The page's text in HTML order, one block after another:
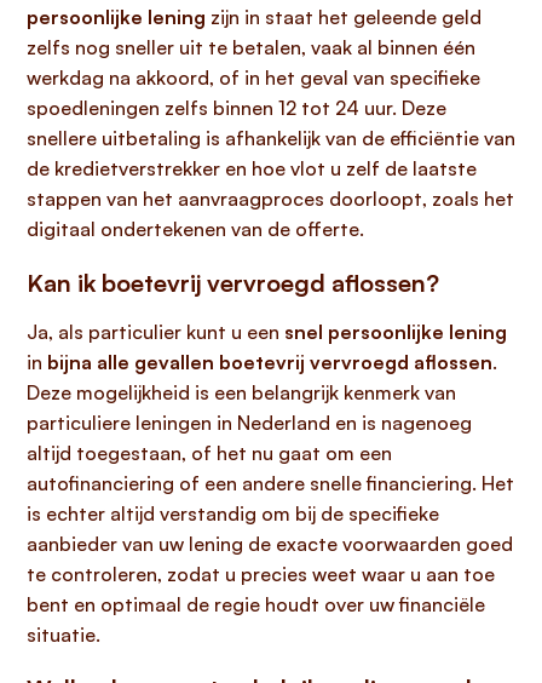
persoonlijke lening zijn in staat het geleende geld
zelfs nog sneller uit te betalen, vaak al binnen één
werkdag na akkoord, of in het geval van specifieke
spoedleningen zelfs binnen 12 tot 24 uur. Deze
snellere uitbetaling is afhankelijk van de efficiëntie van
de kredietverstrekker en hoe vlot u zelf de laatste
stappen van het aanvraagproces doorloopt, zoals het
digitaal ondertekenen van de offerte.
Kan ik boetevrij vervroegd aflossen?
Ja, als particulier kunt u een snel persoonlijke lening
in bijna alle gevallen boetevrij vervroegd aflossen.
Deze mogelijkheid is een belangrijk kenmerk van
particuliere leningen in Nederland en is nagenoeg
altijd toegestaan, of het nu gaat om een
autofinanciering of een andere snelle financiering. Het
is echter altijd verstandig om bij de specifieke
aanbieder van uw lening de exacte voorwaarden goed
te controleren, zodat u precies weet waar u aan toe
bent en optimaal de regie houdt over uw financiële
situatie.